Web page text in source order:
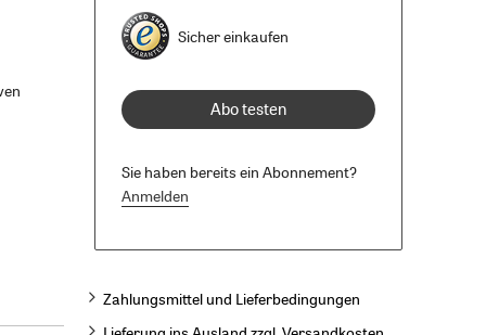
Sicher einkaufen
Abo testen
Sie haben bereits ein Abonnement?
Anmelden
Zahlungsmittel und Lieferbedingungen